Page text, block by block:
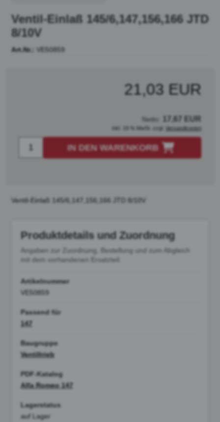
Ventil-Einlaß 145/6,147,156,166 JTD
8/10V
Art.Nr.: VE50859
21,03 EUR
Netto: 17,67 EUR
inkl. 19 % MwSt. zzgl. Versandkosten
IN DEN WARENKORB
Ventil-Einlaß 145/6,147,156,166 JTD 8/10V
Produktdetails und Zuordnung
Angaben zur Zuordnung, Bestellung und zum Abgleich
mit dem vorhandenen Ersatzteil.
Artikelnummer
VE50859
Passend für
147
Baugruppe
Ventiltrieb
PDF-Katalog
Alfa Romeo 147
Lagerstatus
auf Lager